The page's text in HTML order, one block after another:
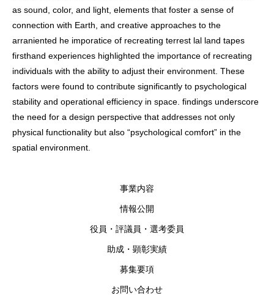
as sound, color, and light, elements that foster a sense of
connection with Earth, and creative approaches to the
arraniented he imporatice of recreating terrest lal land tapes
firsthand experiences highlighted the importance of recreating
individuals with the ability to adjust their environment. These
factors were found to contribute significantly to psychological
stability and operational efficiency in space. findings underscore
the need for a design perspective that addresses not only
physical functionality but also “psychological comfort” in the
spatial environment.
事業内容
情報公開
役員・評議員・選考委員
助成・顕彰実績
募集要項
お問い合わせ